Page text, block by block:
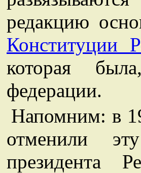
редакцию
Конституции
которая
федерации.
Напомним: в
отменили
президента